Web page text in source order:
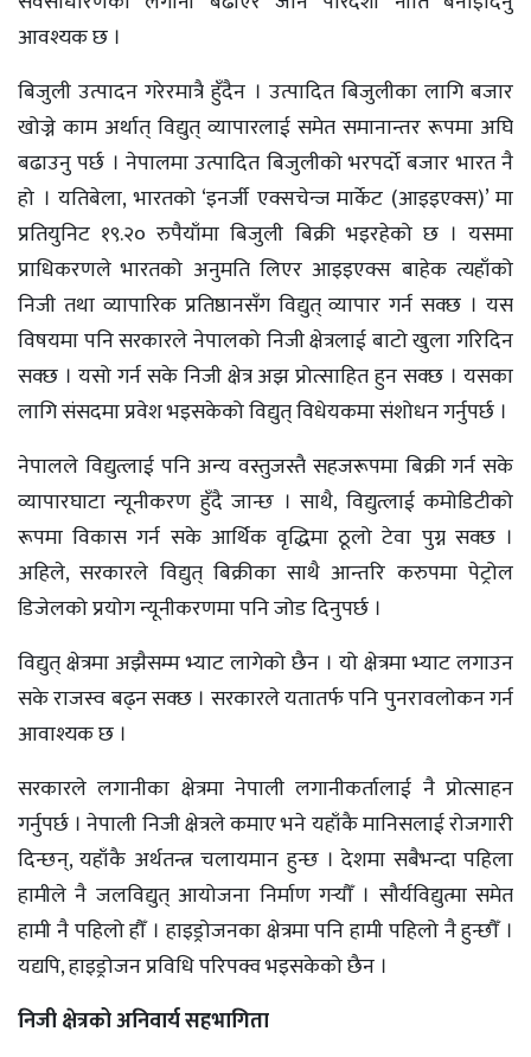
आवश्यक छ ।
बिजुली उत्पादन गरेरमात्रै हुँदैन । उत्पादित बिजुलीका लागि बजार
खोज्ने काम अर्थात् विद्युत् व्यापारलाई समेत समानान्तर रूपमा अघि
बढाउनु पर्छ । नेपालमा उत्पादित बिजुलीको भरपर्दो बजार भारत नै
हो । यतिबेला, भारतको ‘इनर्जी एक्सचेन्ज मार्केट (आइइएक्स)’ मा
प्रतियुनिट १९.२० रुपैयाँमा बिजुली बिक्री भइरहेको छ । यसमा
प्राधिकरणले भारतको अनुमति लिएर आइइएक्स बाहेक त्यहाँको
निजी तथा व्यापारिक प्रतिष्ठानसँग विद्युत् व्यापार गर्न सक्छ । यस
विषयमा पनि सरकारले नेपालको निजी क्षेत्रलाई बाटो खुला गरिदिन
सक्छ । यसो गर्न सके निजी क्षेत्र अझ प्रोत्साहित हुन सक्छ । यसका
लागि संसदमा प्रवेश भइसकेको विद्युत् विधेयकमा संशोधन गर्नुपर्छ ।
नेपालले विद्युत्लाई पनि अन्य वस्तुजस्तै सहजरूपमा बिक्री गर्न सके
व्यापारघाटा न्यूनीकरण हुँदै जान्छ । साथै, विद्युत्लाई कमोडिटीको
रूपमा विकास गर्न सके आर्थिक वृद्धिमा ठूलो टेवा पुग्न सक्छ ।
अहिले, सरकारले विद्युत् बिक्रीका साथै आन्तरि करुपमा पेट्रोल
डिजेलको प्रयोग न्यूनीकरणमा पनि जोड दिनुपर्छ ।
विद्युत् क्षेत्रमा अझैसम्म भ्याट लागेको छैन । यो क्षेत्रमा भ्याट लगाउन
सके राजस्व बढ्न सक्छ । सरकारले यतातर्फ पनि पुनरावलोकन गर्न
आवाश्यक छ ।
सरकारले लगानीका क्षेत्रमा नेपाली लगानीकर्तालाई नै प्रोत्साहन
गर्नुपर्छ । नेपाली निजी क्षेत्रले कमाए भने यहाँकै मानिसलाई रोजगारी
दिन्छन्, यहाँकै अर्थतन्त्र चलायमान हुन्छ । देशमा सबैभन्दा पहिला
हामीले नै जलविद्युत् आयोजना निर्माण गर्‍यौँ । सौर्यविद्युत्मा समेत
हामी नै पहिलो हौँ । हाइड्रोजनका क्षेत्रमा पनि हामी पहिलो नै हुन्छौँ ।
यद्यपि, हाइड्रोजन प्रविधि परिपक्व भइसकेको छैन ।
निजी क्षेत्रको अनिवार्य सहभागिता